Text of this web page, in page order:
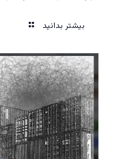
بیشتر بدانید